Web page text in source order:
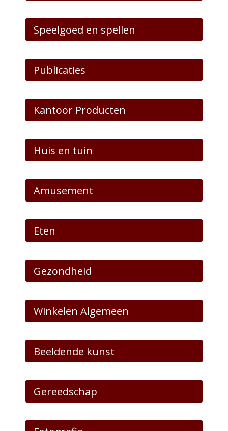
Speelgoed en spellen
Publicaties
Kantoor Producten
Huis en tuin
Amusement
Eten
Gezondheid
Winkelen Algemeen
Beeldende kunst
Gereedschap